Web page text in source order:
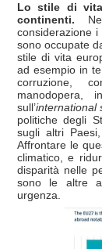
Lo stile di
continenti.
considerazione
sono occupate
stile di vita
ad esempio in
corruzione,
manodopera,
sull’international
politiche degli
sugli altri
Affrontare le
climatico, e
disparità nelle
sono le altre
urgenza.